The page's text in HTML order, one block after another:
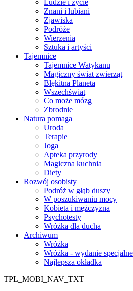
Ludzie i życie
Znani i lubiani
Zjawiska
Podróże
Wierzenia
Sztuka i artyści
Tajemnice
Tajemnice Watykanu
Magiczny świat zwierząt
Błękitna Planeta
Wszechświat
Co może mózg
Zbrodnie
Natura pomaga
Uroda
Terapie
Joga
Apteka przyrody
Magiczna kuchnia
Diety
Rozwój osobisty
Podróż w głąb duszy
W poszukiwaniu mocy
Kobieta i mężczyzna
Psychotesty
Wróżka dla ducha
Archiwum
Wróżka
Wróżka - wydanie specjalne
Najlepsza okładka
TPL_MOBI_NAV_TXT